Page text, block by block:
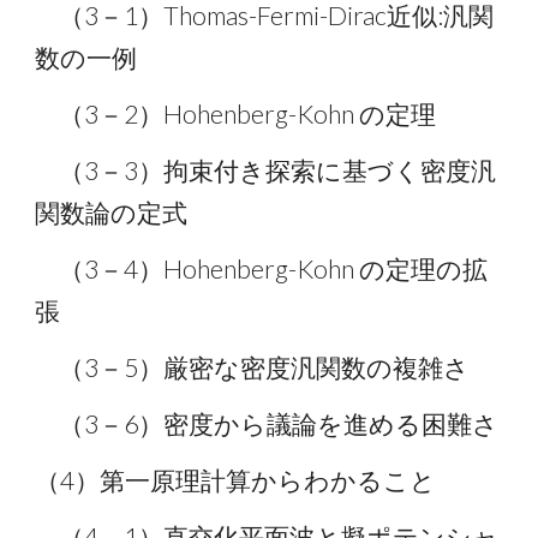
（3－1）Thomas-Fermi-Dirac近似:汎関
数の一例
（3－2）Hohenberg-Kohn の定理
（3－3）拘束付き探索に基づく密度汎
関数論の定式
（3－4）Hohenberg-Kohn の定理の拡
張
（3－5）厳密な密度汎関数の複雑さ
（3－6）密度から議論を進める困難さ
（4）第一原理計算からわかること